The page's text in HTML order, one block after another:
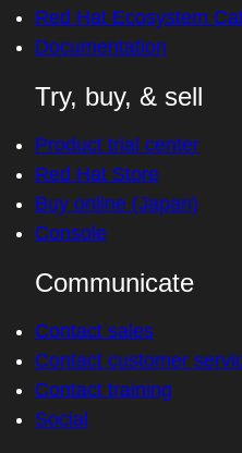
Red Hat Ecosystem
Documentation
Try, buy, & sell
Product trial center
Red Hat Store
Buy online (Japan)
Console
Communicate
Contact sales
Contact customer
Contact training
Social